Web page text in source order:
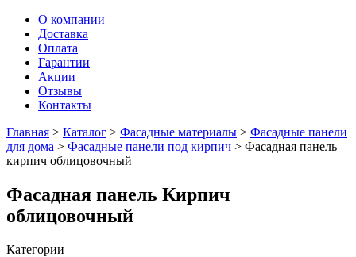
О компании
Доставка
Оплата
Гарантии
Акции
Отзывы
Контакты
Главная > Каталог > Фасадные материалы > Фасадные панели
для дома > Фасадные панели под кирпич > Фасадная панель
кирпич облицовочный
Фасадная панель Кирпич
облицовочный
Категории